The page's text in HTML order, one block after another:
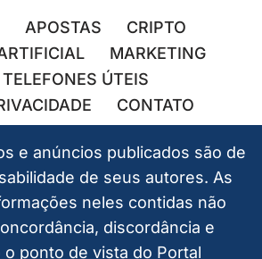
APOSTAS
CRIPTO
MARKETING
TELEFONES ÚTEIS
CONTATO
e anúncios publicados são de
de seus autores. As
neles contidas não
discordância e
ponto de vista do Portal